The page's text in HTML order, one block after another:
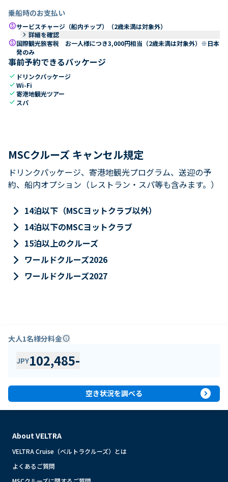
乗船時のお支払い
paidサービスチャージ（船内チップ）（2歳未満は対象外）
keyboard_arrow_right 詳細を確認
paid国際観光旅客税 お一人様につき3,000円相当（2歳未満は対象外）※日本
発のみ
事前予約できるパッケージ
check ドリンクパッケージ
checkWi-Fi
check寄港地観光ツアー
check スパ
MSCクルーズ キャンセル規定
ドリンクパッケージ、寄港地観光プログラム、送迎の予
約、船内オプション（レストラン・スパ等も含みます。）
keyboard_arrow_right 14泊以下（MSCヨットクラブ以外）
keyboard_arrow_right 14泊以下のMSCヨットクラブ
keyboard_arrow_right 15泊以上のクルーズ
keyboard_arrow_right ワールドクルーズ2026
keyboard_arrow_right ワールドクルーズ2027
大人1名様分料金info
JPY102,485-
空き状況を調べる expand_circle_right
About VELTRA
VELTRA Cruise（ベルトラクルーズ）とは
よくあるご質問